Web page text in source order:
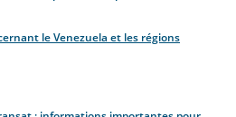
le Venezuela et les régions